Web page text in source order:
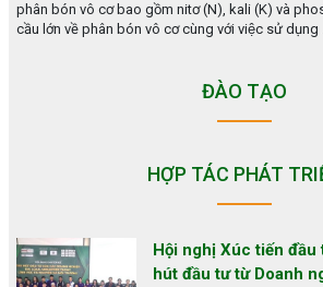
phân bón vô cơ bao gồm nitơ (N), kali (K) và
cầu lớn về phân bón vô cơ cùng với việc sử dụng
ĐÀO TẠO
HỢP TÁC PHÁT
Hội nghị Xúc tiến
hút đầu tư từ Doanh